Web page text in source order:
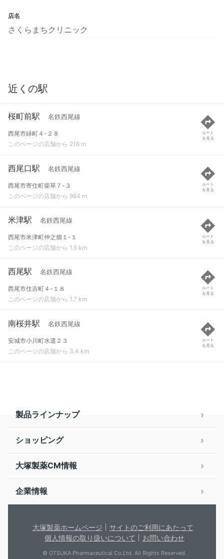
店名
さくらまちクリニック
近くの駅
桜町前駅 名鉄西尾線
西尾市緑町４-２８
このページの店舗から 216 m
ルート
を見る
西尾口駅 名鉄西尾線
西尾市寄住町柴草７-３
このページの店舗から 984 m
ルート
を見る
米津駅 名鉄西尾線
西尾市米津町仲之畑１-１
このページの店舗から 1.5 km
ルート
を見る
西尾駅 名鉄西尾線
西尾市住吉町４-１８
このページの店舗から 1.7 km
ルート
を見る
南桜井駅 名鉄西尾線
安城市小川町水遣２３
このページの店舗から 3.4 km
ルート
を見る
製品ラインナップ
ショッピング
大塚製薬CM情報
企業情報
大塚製薬ホームページ
サイトのご利用にあたって
個人情報の取り扱いについて
お問い合わせ
© OTSUKA Pharmaceutical Co.Ltd. All Rights Reserved.